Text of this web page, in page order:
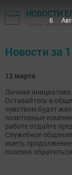
НОВОСТИ
Газета "Новая
Новости за
12 марта
Личная
Оставайтесь в
чувством будет
позитивные
работе отдайте
Служебное
иметь
полезно
5